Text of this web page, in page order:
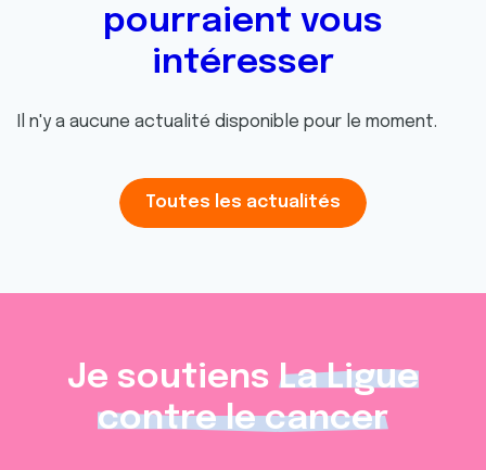
pourraient vous
intéresser
Il n'y a aucune actualité disponible pour le moment.
Toutes les actualités
Je soutiens La Ligue
contre le cancer